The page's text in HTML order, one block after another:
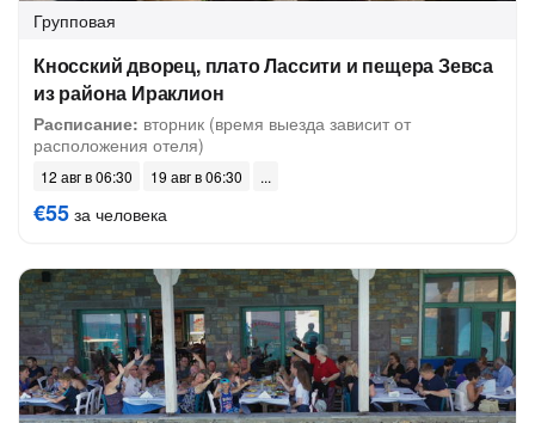
Групповая
Кносский дворец, плато Лассити и пещера Зевса
из района Ираклион
Расписание: вторник (время выезда зависит от
расположения отеля)
12 авг в 06:30 19 авг в 06:30
€55 за человека